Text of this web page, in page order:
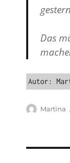
Das
Autor:
Autor
Martina